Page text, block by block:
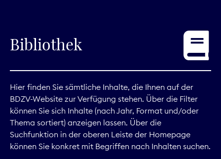
Service
Digitales
Kommunikation
Marktdaten
Bibliothek
Hier finden Sie sämtliche Inhalte, die Ihnen auf der
BDZV-Website zur Verfügung stehen. Über die Filter
können Sie sich Inhalte (nach Jahr, Format und/oder
Thema sortiert) anzeigen lassen. Über die
Suchfunktion in der oberen Leiste der Homepage
können Sie konkret mit Begriffen nach Inhalten suchen.